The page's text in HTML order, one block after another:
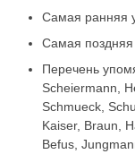
Самая ранняя
Самая поздняя
Перечень
Scheiermann,
Schmueck,
Kaiser, Braun,
Befus,